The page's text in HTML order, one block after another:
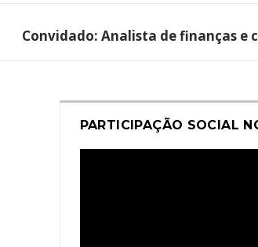
Convidado: Analista de finanças e
PARTICIPAÇÃO SOCIAL